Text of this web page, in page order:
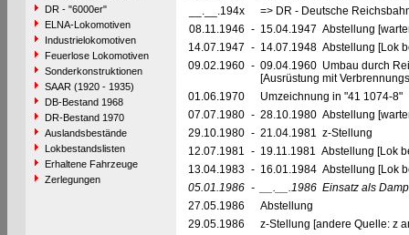
DR - "6000er"
ELNA-Lokomotiven
Industrielokomotiven
Feuerlose Lokomotiven
Sonderkonstruktionen
SAAR (1920 - 1935)
DB-Bestand 1968
DR-Bestand 1970
Auslandsbestände
Lokbestandslisten
Erhaltene Fahrzeuge
Zerlegungen
__.__.194x
=> DR - Deutsche
08.11.1946 - 15.04.1947 Abstellung
14.07.1947 - 14.07.1948 Abstellung [Lok
09.02.1960 - 09.04.1960 Umbau durch
[Ausrüstung mit
01.06.1970
Umzeichnung in "41 1074-8"
07.07.1980 - 28.10.1980 Abstellung
29.10.1980 - 21.04.1981 z-Stellung
12.07.1981 - 19.11.1981 Abstellung [Lok
13.04.1983 - 16.01.1984 Abstellung [Lok
05.01.1986 - __.__.1986 Einsatz als
27.05.1986
Abstellung
29.05.1986
z-Stellung [andere Quelle: z